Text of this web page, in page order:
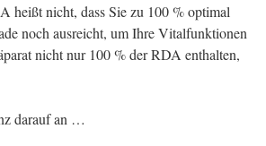
heißt nicht, dass Sie zu 100 % optimal
noch ausreicht, um Ihre Vitalfunktionen
nicht nur 100 % der RDA enthalten,
darauf an …